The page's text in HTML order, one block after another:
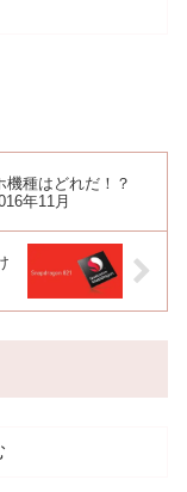
機種はどれだ！？
年11月